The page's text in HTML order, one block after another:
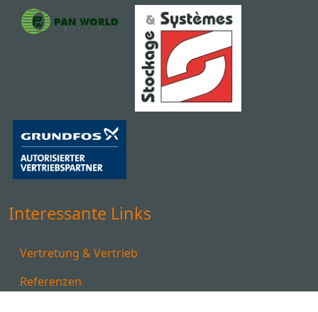
Interessante Links
Vertretung & Vertrieb
Referenzen